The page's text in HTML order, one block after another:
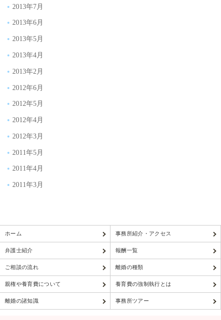
2013年7月
2013年6月
2013年5月
2013年4月
2013年2月
2012年6月
2012年5月
2012年4月
2012年3月
2011年5月
2011年4月
2011年3月
ホーム 事務所紹介・アクセス
弁護士紹介 報酬一覧
ご相談の流れ 離婚の種類
親権や養育費について 養育費の強制執行とは
離婚の諸知識 事務所ツアー